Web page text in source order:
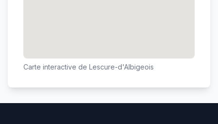
Carte interactive de Lescure-d'Albigeois